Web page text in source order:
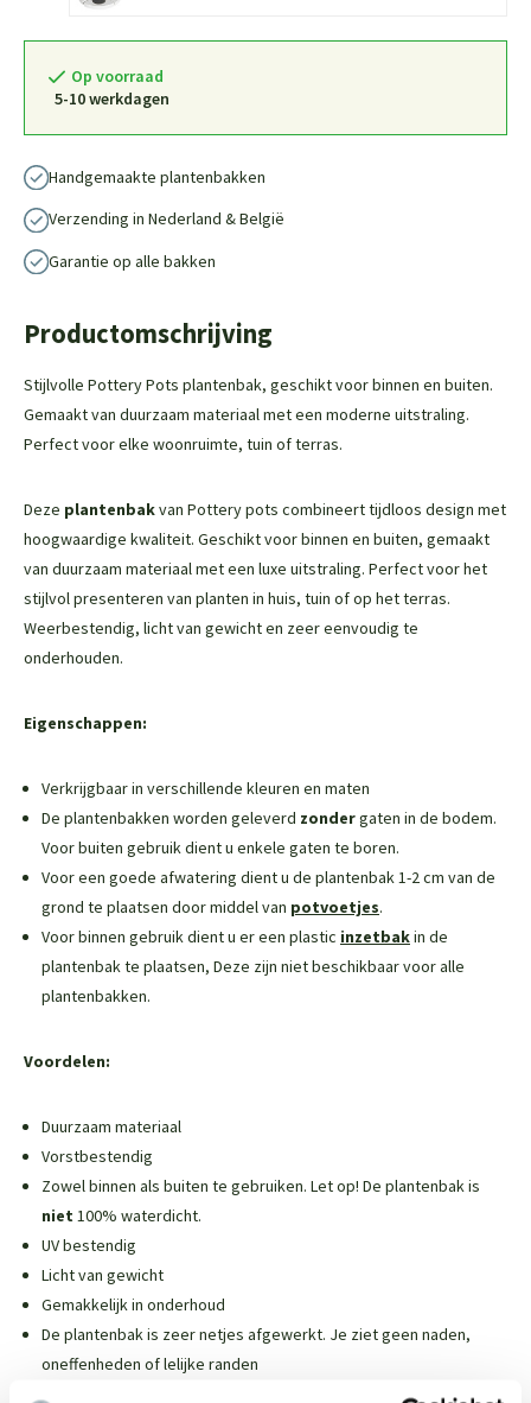
Op voorraad
5-10 werkdagen
Handgemaakte plantenbakken
Verzending in Nederland & België
Garantie op alle bakken
Productomschrijving
Stijlvolle Pottery Pots plantenbak, geschikt voor binnen en buiten.
Gemaakt van duurzaam materiaal met een moderne uitstraling.
Perfect voor elke woonruimte, tuin of terras.
Deze plantenbakvan Pottery pots combineert tijdloos design met
hoogwaardige kwaliteit. Geschikt voor binnen en buiten, gemaakt
van duurzaam materiaal met een luxe uitstraling. Perfect voor het
stijlvol presenteren van planten in huis, tuin of op het terras.
Weerbestendig, licht van gewicht en zeer eenvoudig te
onderhouden.
Eigenschappen:
Verkrijgbaar in verschillende kleuren en maten
De plantenbakken worden geleverd zondergaten in de bodem.
Voor buiten gebruik dient u enkele gaten te boren.
Voor een goede afwatering dient u de plantenbak 1-2 cm van de
grond te plaatsen door middel van potvoetjes.
Voor binnen gebruik dient u er een plastic inzetbakin de
plantenbak te plaatsen, Deze zijn niet beschikbaar voor alle
plantenbakken.
Voordelen:
Duurzaam materiaal
Vorstbestendig
Zowel binnen als buiten te gebruiken. Let op! De plantenbak is
niet 100% waterdicht.
UV bestendig
Licht van gewicht
Gemakkelijk in onderhoud
De plantenbak is zeer netjes afgewerkt. Je ziet geen naden,
oneffenheden of lelijke randen